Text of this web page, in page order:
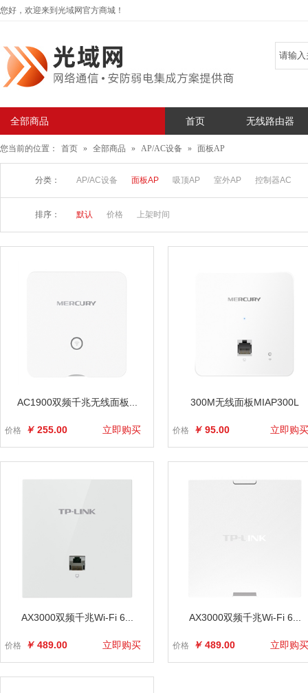
您好，欢迎来到光域网官方商城！
首页 无线路由器
全部商品
您当前的位置： 首页 » 全部商品 » AP/AC设备 » 面板AP
分类： AP/AC设备 面板AP 吸顶AP 室外AP 控制器AC
排序： 默认 价格 上架时间
AC1900双频千兆无线面板...
价格 ￥ 255.00 立即购买
300M无线面板MIAP300L
价格 ￥ 95.00 立即购买
AX3000双频千兆Wi-Fi 6...
价格 ￥ 489.00 立即购买
AX3000双频千兆Wi-Fi 6...
价格 ￥ 489.00 立即购买